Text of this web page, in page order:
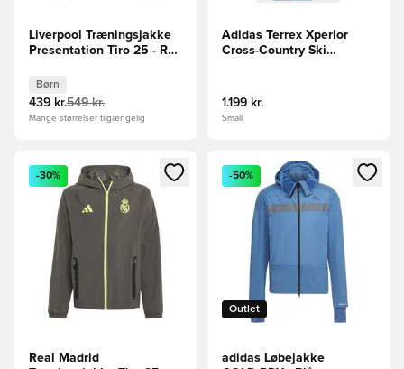
Liverpool Træningsjakke
Presentation Tiro 25 - Rød
Børn
439 kr.549 kr.
Mange størrelser tilgængelig
Adidas Terrex Xperior
Cross-Country Ski
1.199 kr.
Small
Åbner en Modal til at logge ind eller tilmelde dig som
-30%
Real Madrid
Åbner en Modal til at logge
Outlet
-50%
adidas Løbejakke